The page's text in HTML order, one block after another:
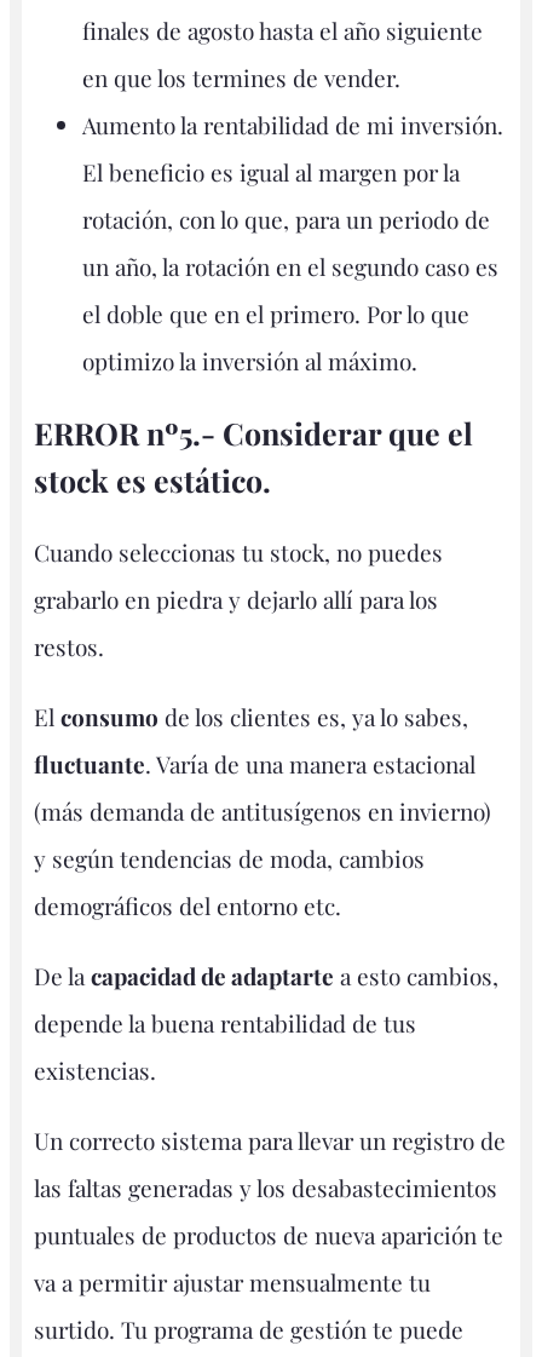
finales de agosto hasta el año siguiente
en que los termines de vender.
Aumento la rentabilidad de mi inversión.
El beneficio es igual al margen por la
rotación, con lo que, para un periodo de
un año, la rotación en el segundo caso es
el doble que en el primero. Por lo que
optimizo la inversión al máximo.
ERROR nº5.- Considerar que el
stock es estático.
Cuando seleccionas tu stock, no puedes
grabarlo en piedra y dejarlo allí para los
restos.
El consumo de los clientes es, ya lo sabes,
fluctuante. Varía de una manera estacional
(más demanda de antitusígenos en invierno)
y según tendencias de moda, cambios
demográficos del entorno etc.
De la capacidad de adaptarte a esto cambios,
depende la buena rentabilidad de tus
existencias.
Un correcto sistema para llevar un registro de
las faltas generadas y los desabastecimientos
puntuales de productos de nueva aparición te
va a permitir ajustar mensualmente tu
surtido. Tu programa de gestión te puede